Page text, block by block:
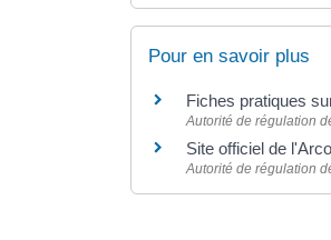
Pour en savoir plus
Fiches pratiques
Autorité de régulation
Site officiel de
Autorité de régulation